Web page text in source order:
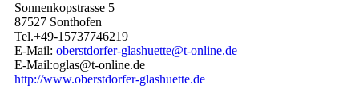
Sonnenkopstrasse 5
87527 Sonthofen
Tel.+49-15737746219
E-Mail: oberstdorfer-glashuette@t-online.de
E-Mail:oglas@t-online.de
http://www.oberstdorfer-glashuette.de